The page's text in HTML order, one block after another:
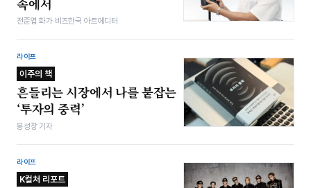
속에서
전준엽 화가·비즈한국 아트에디터
라이프
이주의 책
흔들리는 시장에서 나를 붙잡는
‘투자의 중력’
봉성창 기자
라이프
K컬처 리포트